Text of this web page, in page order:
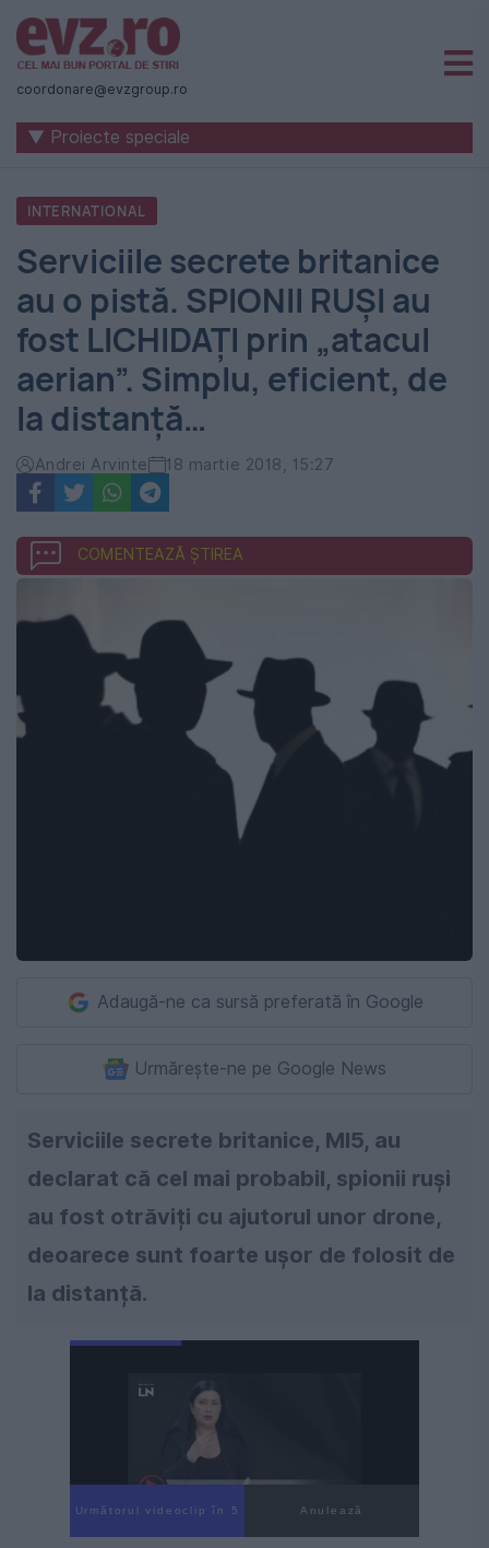
Știri
naționale
internaționale
România
-
Evenimentul
Zilei
coordonare@evzgroup.ro
▼ Proiecte speciale
INTERNATIONAL
Serviciile secrete britanice
au o pistă. SPIONII RUŞI au
fost LICHIDAŢI prin „atacul
aerian”. Simplu, eficient, de
la distanţă…
Andrei Arvinte 18 martie 2018, 15:27
COMENTEAZĂ ȘTIREA
Adaugă-ne ca sursă preferată în Google
Urmărește-ne pe Google News
Serviciile secrete britanice, MI5, au
declarat că cel mai probabil, spionii ruși
au fost otrăviți cu ajutorul unor drone,
deoarece sunt foarte ușor de folosit de
la distanță.
Următorul videoclip în 4 Anulează